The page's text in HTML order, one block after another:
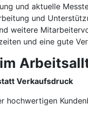
und aktuelle
und
weitere
und eine gute
Verkaufsdruck
hochwertigen